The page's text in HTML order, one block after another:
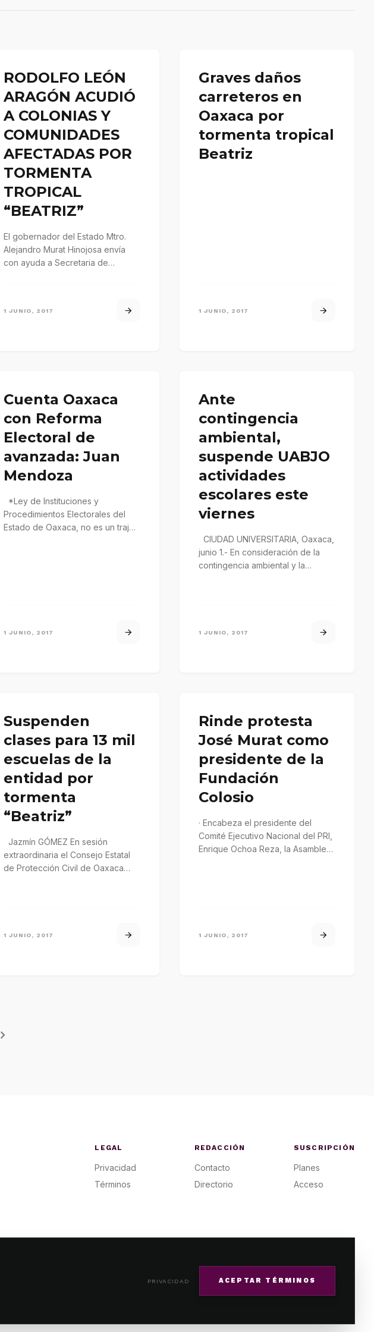
PRIVACIDAD ACEPTAR TÉRMINOS
RODOLFO LEÓN
ARAGÓN ACUDIÓ
A COLONIAS Y
COMUNIDADES
AFECTADAS POR
TORMENTA
TROPICAL
“BEATRIZ”
El gobernador del Estado Mtro.
Alejandro Murat Hinojosa envía
con ayuda a Secretaria de
1 JUNIO, 2017
Graves daños
carreteros en
Oaxaca por
tormenta tropical
Beatriz
1 JUNIO, 2017
Cuenta Oaxaca
con Reforma
Electoral de
avanzada: Juan
Mendoza
*Ley de Instituciones y
Procedimientos Electorales del
Estado de Oaxaca, no es un traje
1 JUNIO, 2017
Ante
contingencia
ambiental,
suspende UABJO
actividades
escolares este
viernes
CIUDAD UNIVERSITARIA, Oaxaca,
junio 1.- En consideración de la
contingencia ambiental y la
1 JUNIO, 2017
Suspenden
clases para 13 mil
escuelas de la
entidad por
tormenta
“Beatriz”
Jazmín GÓMEZ En sesión
extraordinaria el Consejo Estatal
de Protección Civil de Oaxaca
1 JUNIO, 2017
Rinde protesta
José Murat como
presidente de la
Fundación
Colosio
· Encabeza el presidente del
Comité Ejecutivo Nacional del PRI,
Enrique Ochoa Reza, la Asamblea
1 JUNIO, 2017
chevron_right
LEGAL
Privacidad
Términos
REDACCIÓN
Contacto
Directorio
SUSCRIPCIÓN
Planes
Acceso